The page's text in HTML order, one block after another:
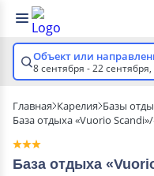
Объект или
8 сентября - 22 сентября,
Главная Карелия Базы
База отдыха «Vuorio
База отдыха